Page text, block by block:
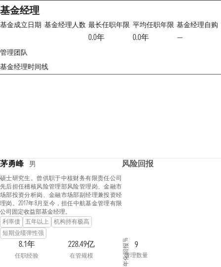
基金经理
基金成立日期 基金经理人数 最长任职年限
0.0年
平均任职年限
0.0年
基金经理自购
—
管理团队
基金经理时间线
茅勇峰 男
硕士研究生。曾供职于中核财务有限责任公司
先后担任稽核风险管理部风险管理岗、金融市
场部投资分析岗、金融市场部副经理兼投资经
理岗。2017年8月至今，担任中航基金管理有限
公司固定收益部基金经理。
利率债
五年以上
机构持有极高
短期业绩弹性强
8.1年
任职经验
228.49亿
在管规模
9
管理数量
风险回报
年化回报 %